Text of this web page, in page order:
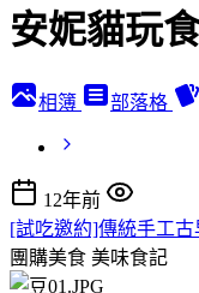
安妮貓玩
相簿 部落格
12年前
[試吃邀約]傳統手工
團購美食 美味食記